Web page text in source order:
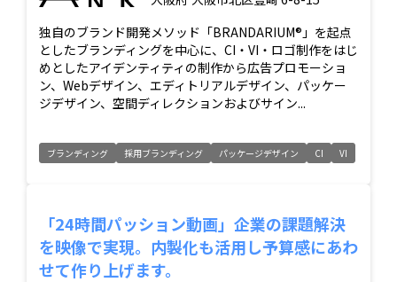
独自のブランド開発メソッド「BRANDARIUM®」を起点
としたブランディングを中心に、CI・VI・ロゴ制作をはじ
めとしたアイデンティティの制作から広告プロモーショ
ン、Webデザイン、エディトリアルデザイン、パッケー
ジデザイン、空間ディレクションおよびサイン...
ブランディング 採用ブランディング パッケージデザイン CI VI
「24時間パッション動画」企業の課題解決
を映像で実現。内製化も活用し予算感にあわ
せて作り上げます。